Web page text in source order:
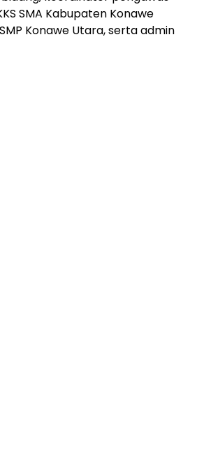
SMA Kabupaten Konawe
Konawe Utara, serta admin